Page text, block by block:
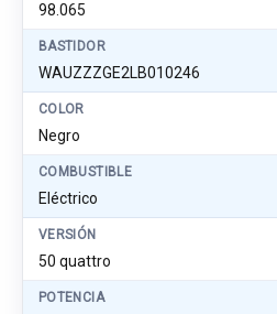
98.065
BASTIDOR
WAUZZZGE2LB010246
COLOR
Negro
COMBUSTIBLE
Eléctrico
VERSIÓN
50 quattro
POTENCIA